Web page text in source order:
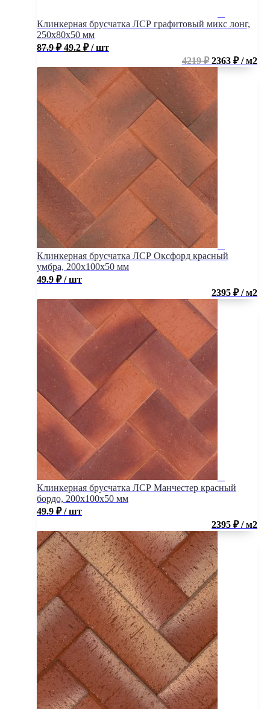
Клинкерная брусчатка ЛСР графитовый микс лонг,
250x80x50 мм
87.9₽ 49.2 ₽ / шт
4219 ₽2363 ₽ / м2
Клинкерная брусчатка ЛСР Оксфорд красный
умбра, 200x100x50 мм
49.9 ₽ / шт
2395 ₽ / м2
Клинкерная брусчатка ЛСР Манчестер красный
бордо, 200x100x50 мм
49.9 ₽ / шт
2395 ₽ / м2